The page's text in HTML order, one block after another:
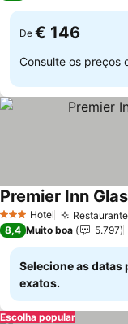
De € 146
Consulte os preços
3 EstrelasHotel
Premier Inn
8,4 Muito boa 5.797
Selecione as datas
exatos.
Escolha popular